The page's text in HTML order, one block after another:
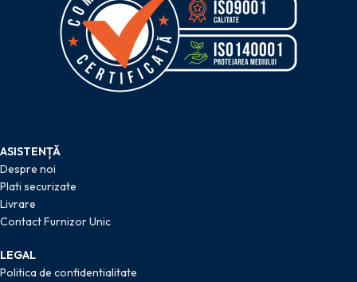
ASISTENȚĂ
Despre noi
Plati securizate
Livrare
Contact Furnizor Unic
LEGAL
Politica de confidentialitate